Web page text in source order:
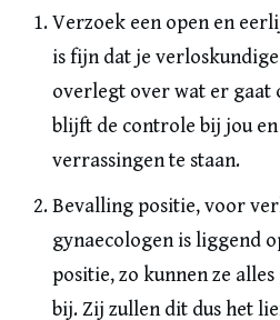
Verzoek een open en
is fijn dat je
overlegt over wat er gaat
blijft de controle bij jou
verrassingen te staan.
Bevalling positie, voor
gynaecologen is liggend
positie, zo kunnen ze
bij. Zij zullen dit dus het